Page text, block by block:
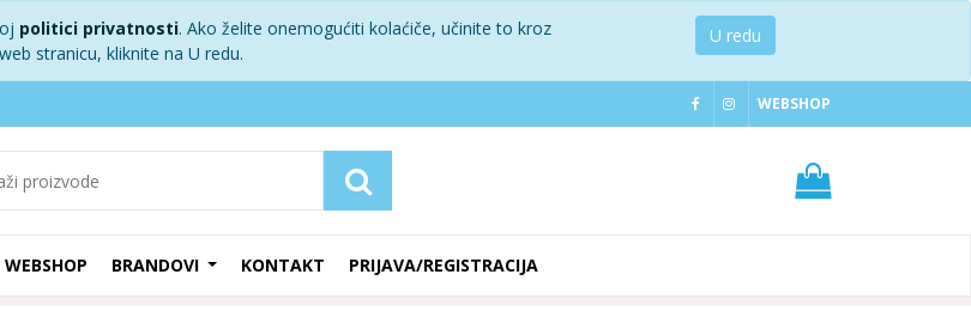
politici privatnosti. Ako želite onemogućiti kolaćiče, učinite to kroz
stranicu, kliknite na U redu.
U redu
WEBSHOP
WEBSHOP BRANDOVI KONTAKT PRIJAVA/REGISTRACIJA